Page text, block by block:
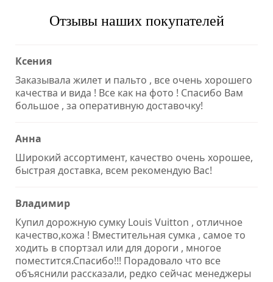
Отзывы наших покупателей
Ксения
Заказывала жилет и пальто , все очень хорошего
качества и вида ! Все как на фото ! Спасибо Вам
большое , за оперативную доставочку!
Анна
Широкий ассортимент, качество очень хорошее,
быстрая доставка, всем рекомендую Вас!
Владимир
Купил дорожную сумку Louis Vuitton , отличное
качество,кожа ! Вместительная сумка , самое то
ходить в спортзал или для дороги , многое
поместится.Спасибо!!! Порадовало что все
объяснили рассказали, редко сейчас менеджеры